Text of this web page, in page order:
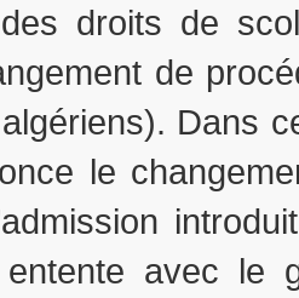
droits de
de
Dans
le
avec le